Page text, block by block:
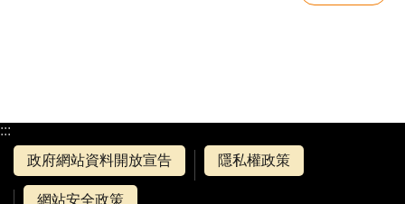
:::
政府網站資料開放宣告
隱私權政策
網站安全政策